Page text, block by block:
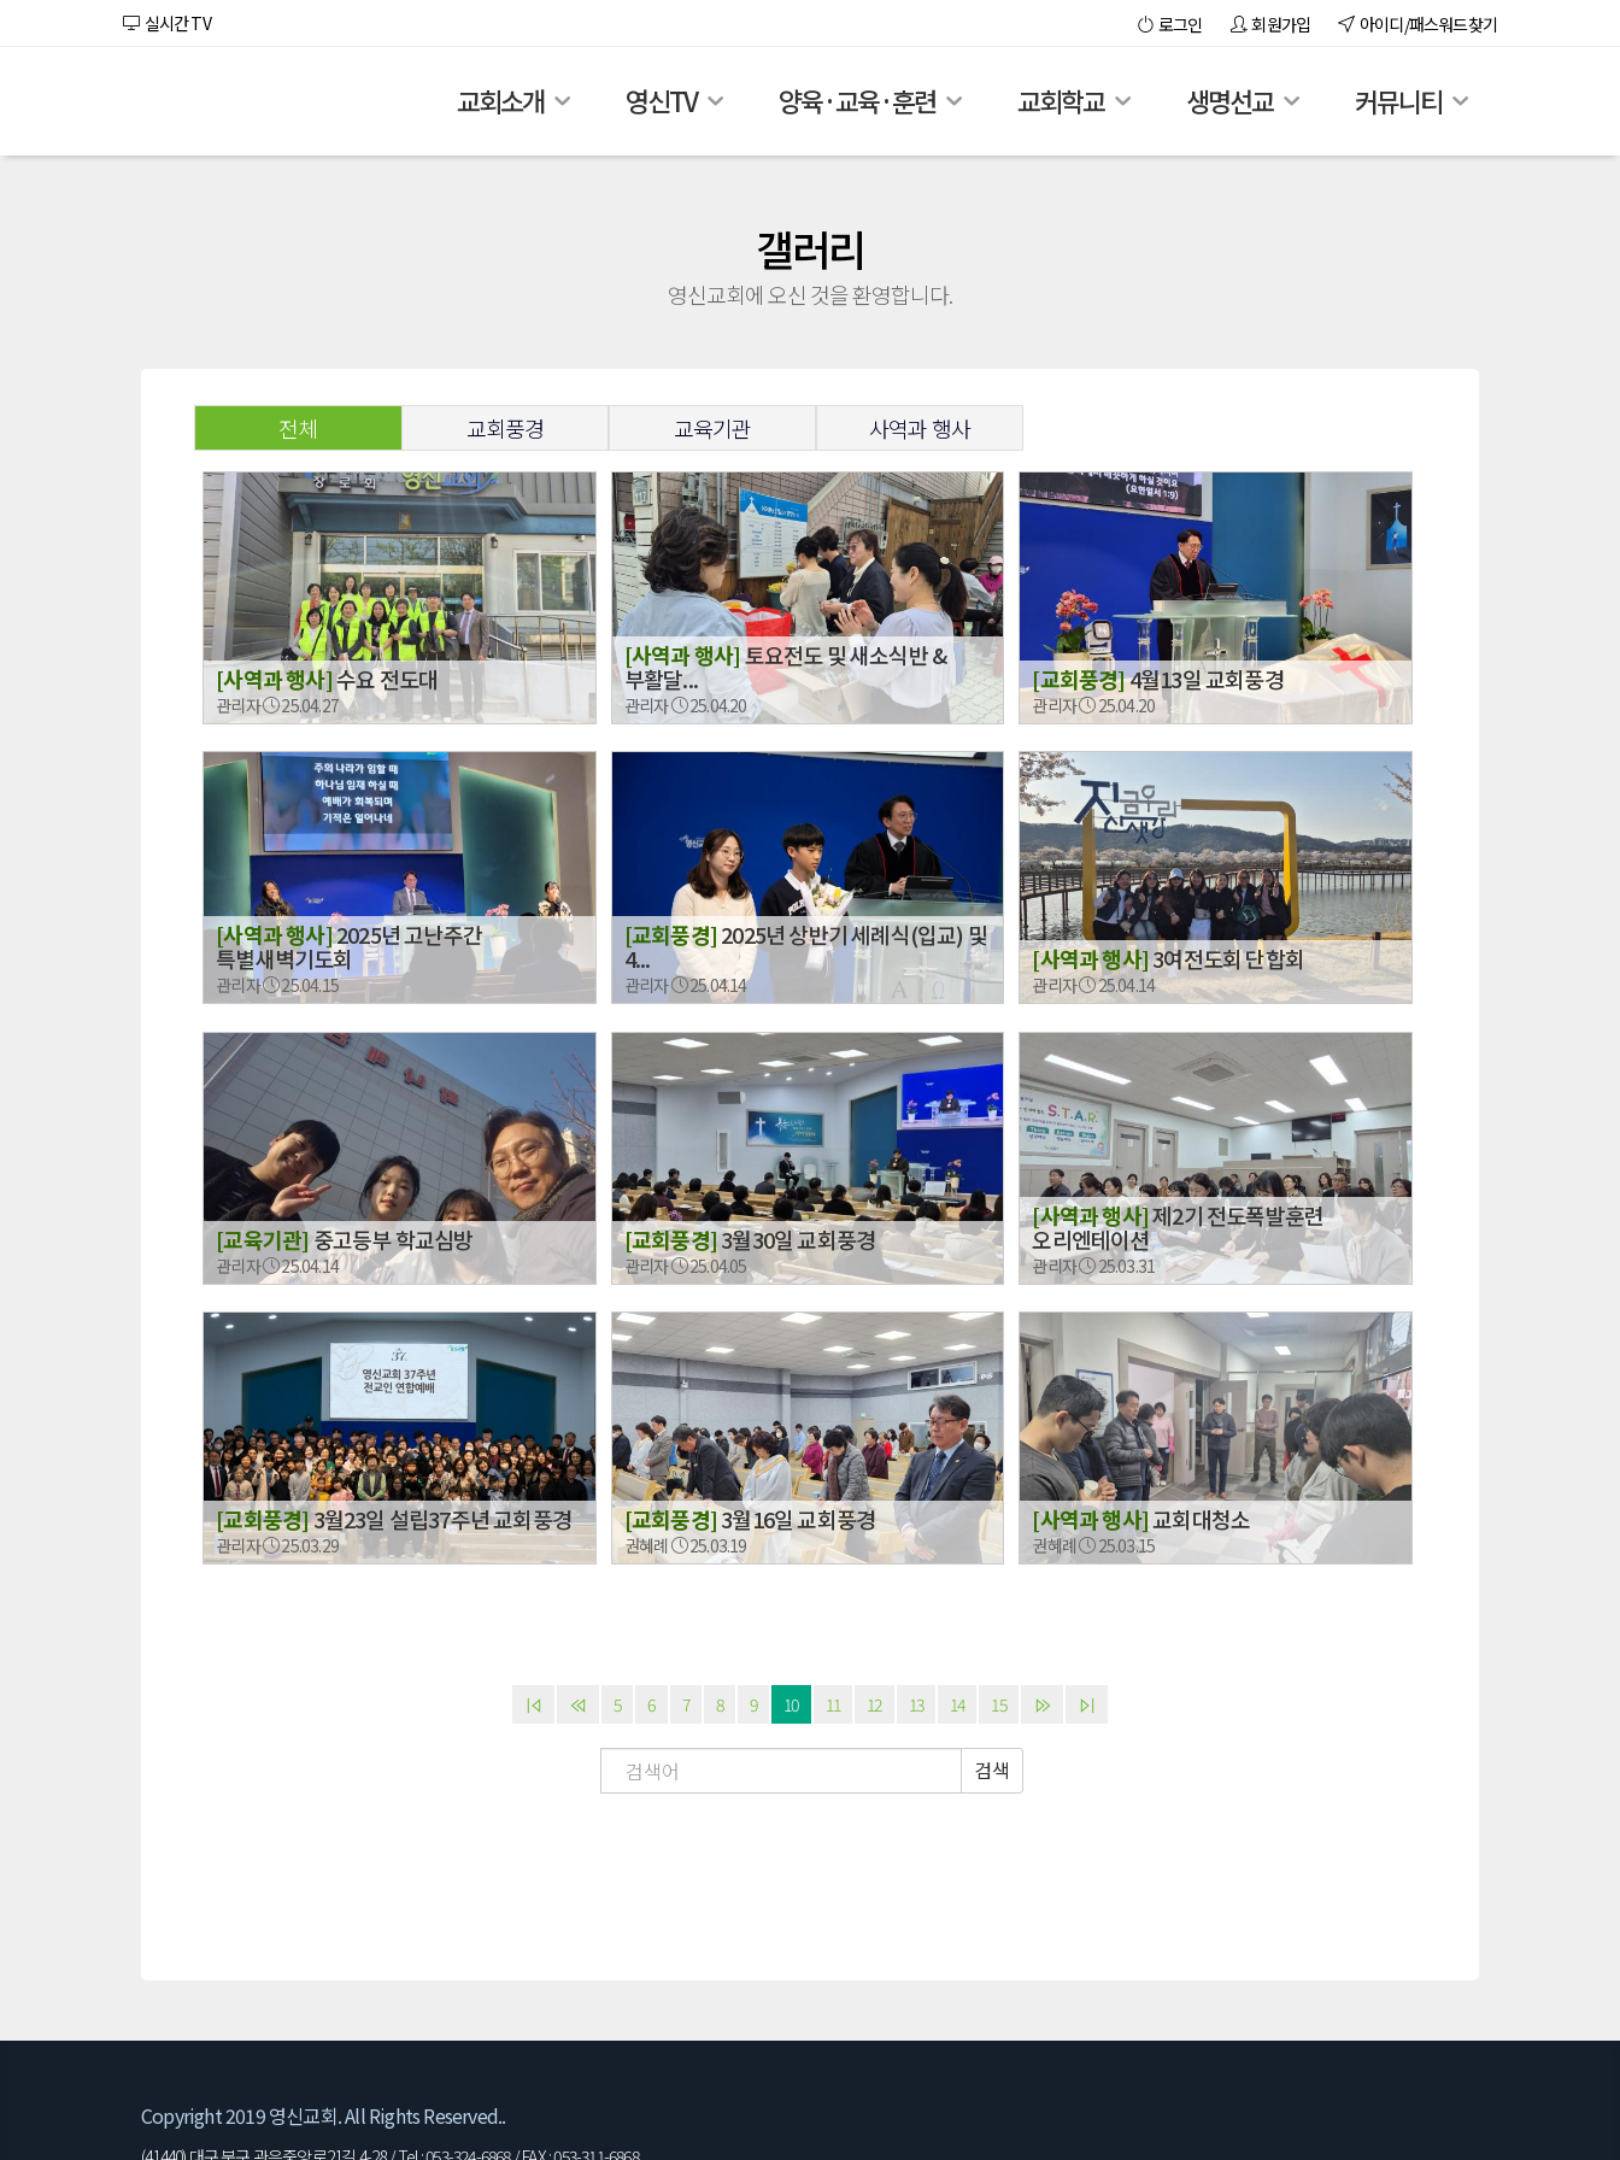
실시간 TV 로그인 회원가입 아이디/패스워드찾기
교회소개 영신TV 양육·교육·훈련 교회학교 생명선교 커뮤니티
갤러리
영신교회에 오신 것을 환영합니다.
전체 교회풍경 교육기관 사역과 행사
[사역과 행사]수요 전도대
관리자 25.04.27
[사역과 행사]토요전도 및 새소식반 &
부활달...
관리자 25.04.20
[교회풍경]4월13일 교회풍경
관리자 25.04.20
[사역과 행사]2025년 고난주간
특별새벽기도회
관리자 25.04.15
[교회풍경]2025년 상반기 세례식(입교) 및
4...
관리자 25.04.14
[사역과 행사]3여전도회 단합회
관리자 25.04.14
[교육기관]중고등부 학교심방
관리자 25.04.14
[교회풍경]3월30일 교회풍경
관리자 25.04.05
[사역과 행사]제2기 전도폭발훈련
오리엔테이션
관리자 25.03.31
[교회풍경]3월23일 설립37주년 교회풍경
관리자 25.03.29
[교회풍경]3월16일 교회풍경
권혜례 25.03.19
[사역과 행사]교회대청소
권혜례 25.03.15
5 6 7 8 9 10 11 12 13 14 15
검색
Copyright 2019 영신교회. All Rights Reserved..